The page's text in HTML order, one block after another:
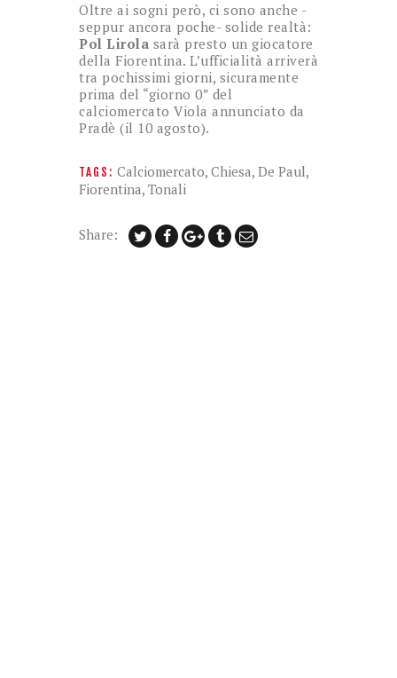
Oltre ai sogni però, ci sono anche -
seppur ancora poche- solide realtà:
Pol Lirola sarà presto un giocatore
della Fiorentina. L’ufficialità arriverà
tra pochissimi giorni, sicuramente
prima del “giorno 0” del
calciomercato Viola annunciato da
Pradè (il 10 agosto).
TAGS: Calciomercato, Chiesa, De Paul,
Fiorentina, Tonali
Share: